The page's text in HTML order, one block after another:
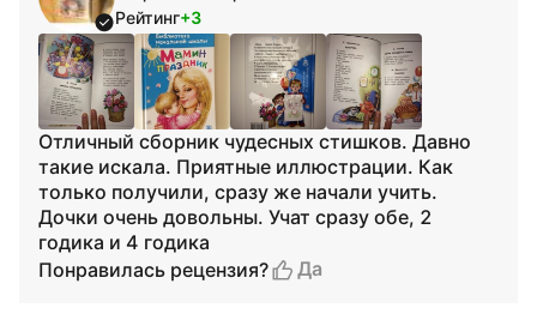
Рейтинг+3
Отличный сборник чудесных стишков. Давно
такие искала. Приятные иллюстрации. Как
только получили, сразу же начали учить.
Дочки очень довольны. Учат сразу обе, 2
годика и 4 годика
Понравилась рецензия?
Да